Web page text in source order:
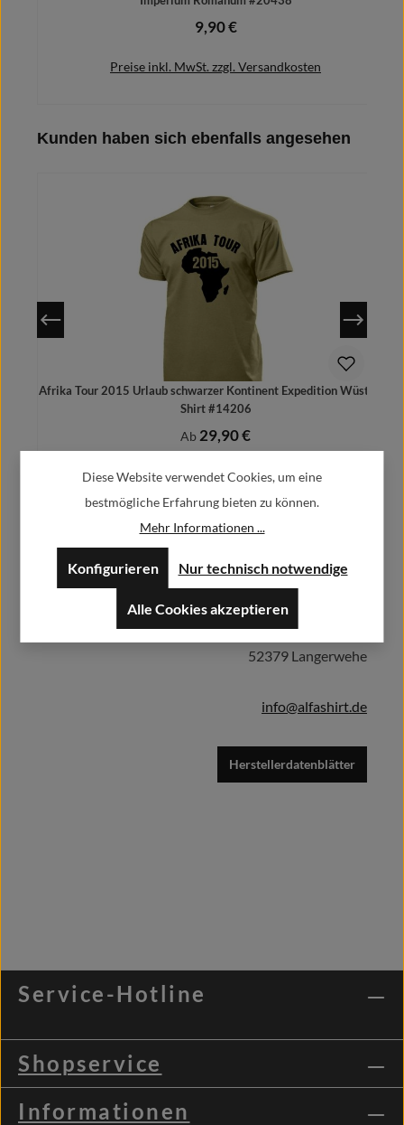
Regulärer Preis:
9,90 €
Preise inkl. MwSt. zzgl. Versandkosten
Produktgalerie überspringen
Kunden haben sich ebenfalls angesehen
Afrika Tour 2015 Urlaub schwarzer Kontinent Expedition Wüste - T
Shirt #14206
Regulärer Preis:
Ab 29,90 €
Preise inkl. MwSt. zzgl. Versandkosten
DetailsHerstellerinformationen:
Alfa GmbH / Alfashirt
Weisweilerstr.20-22
52379 Langerwehe
info@alfashirt.de
Herstellerdatenblätter
Service-Hotline
Shopservice
Informationen
Diese Website verwendet Cookies, um eine
bestmögliche Erfahrung bieten zu können.
Mehr Informationen ...
Nur technisch notwendige
Konfigurieren
Alle Cookies akzeptieren